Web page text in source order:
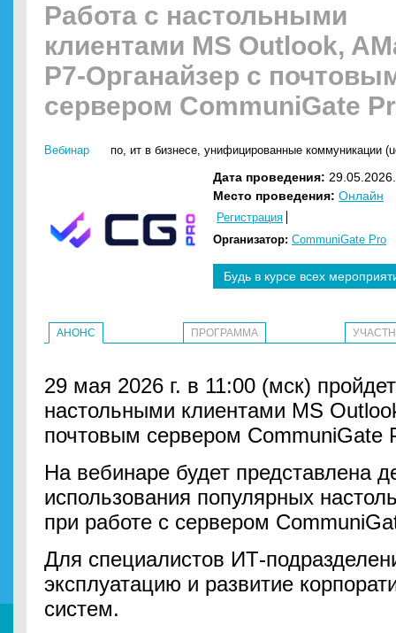
Работа с настольными
клиентами MS Outlook,
Р7-Органайзер с
сервером CommuniGate
Вебинар по, ит в бизнесе, унифицированные коммуникации
Дата проведения:
Место проведения: Онлайн
Регистрация
Организатор: CommuniGate Pro
Будь в курсе всех
АНОНС ПРОГРАММА
29 мая 2026 г. в 11:00 (мск)
настольными клиентами MS
почтовым сервером CommuniGate
На вебинаре будет представлена
использования популярных
при работе с сервером
Для специалистов ИТ-
эксплуатацию и развитие
систем.